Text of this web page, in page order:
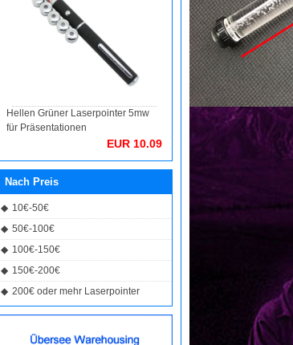
Hellen Grüner Laserpointer 5mw
für Präsentationen
EUR 10.09
Nach Preis
◆ 10€-50€
◆ 50€-100€
◆ 100€-150€
◆ 150€-200€
◆ 200€ oder mehr Laserpointer